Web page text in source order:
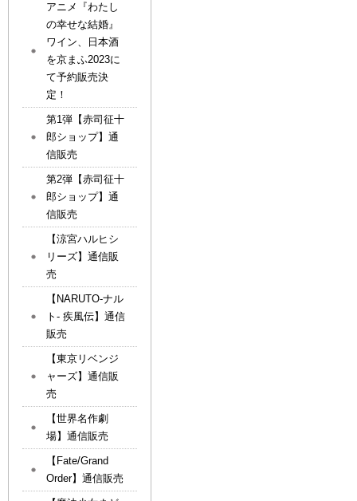
アニメ『わたし
の幸せな結婚』
ワイン、日本酒
を京まふ2023に
て予約販売決
定！
第1弾【赤司征十
郎ショップ】通
信販売
第2弾【赤司征十
郎ショップ】通
信販売
【涼宮ハルヒシ
リーズ】通信販
売
【NARUTO-ナル
ト- 疾風伝】通信
販売
【東京リベンジ
ャーズ】通信販
売
【世界名作劇
場】通信販売
【Fate/Grand
Order】通信販売